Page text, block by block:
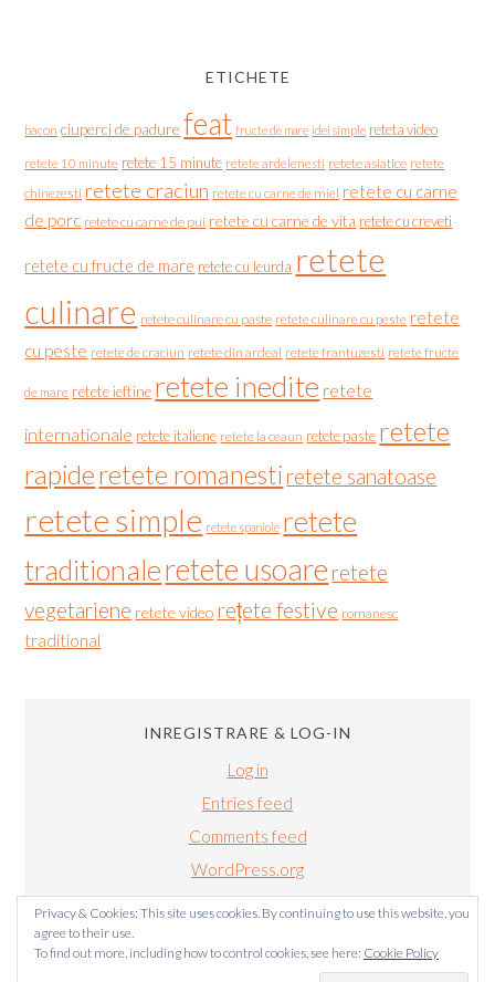
ETICHETE
bacon ciuperci de padure feat fructe de mare idei simple reteta video
retete 10 minute retete 15 minute retete ardelenesti retete asiatice retete
chinezesti retete craciun retete cu carne de miel retete cu carne
de porc retete cu carne de pui retete cu carne de vita retete cu creveti
retete cu fructe de mare retete cu leurda retete
culinare retete culinare cu paste retete culinare cu peste retete
cu peste retete de craciun retete din ardeal retete frantuzesti retete fructe
de mare retete ieftine retete inedite retete
internationale retete italiene retete la ceaun retete paste retete
rapideretete romanesti retete sanatoase
retete simple retete spaniole retete
traditionaleretete usoare retete
vegetariene retete video rețete festive romanesc
traditional
INREGISTRARE & LOG-IN
Log in
Entries feed
Comments feed
WordPress.org
Privacy & Cookies: This site uses cookies. By continuing to use this website, you
agree to their use.
To find out more, including how to control cookies, see here: Cookie Policy